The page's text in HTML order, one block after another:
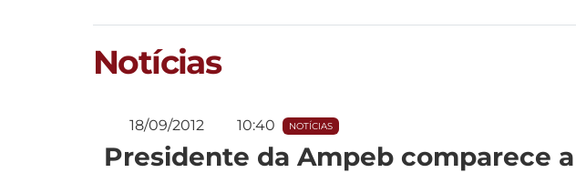
Notícias
18/09/2012 10:40 NOTÍCIAS
Presidente da Ampeb comparece